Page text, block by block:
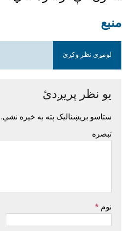
منبع
لومړی نظر وکړئ
یو نظر پریږدئ
ستاسو بریښنالیک پته به خپره نشي.
تبصره
نوم *